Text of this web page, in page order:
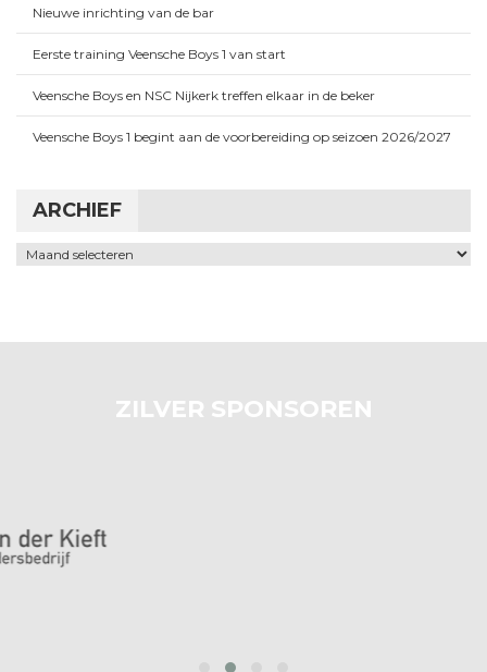
Nieuwe inrichting van de bar
Eerste training Veensche Boys 1 van start
Veensche Boys en NSC Nijkerk treffen elkaar in de beker
Veensche Boys 1 begint aan de voorbereiding op seizoen 2026/2027
ARCHIEF
Archief
ZILVER SPONSOREN